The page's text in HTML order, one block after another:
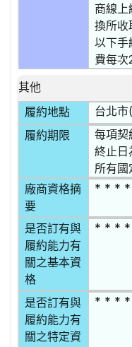
商線上
換所收
以下手
費每次
其他
履約地點
台北市
履約期限
每項契
終止日
所有國
廠商資格摘
要
* * *
是否訂有與
履約能力有
關之基本資
格
* * *
是否訂有與
履約能力有
關之特定資
* * *